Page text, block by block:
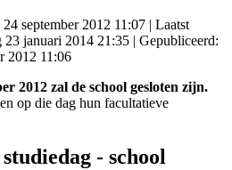
september 2012 11:07 | Laatst
januari 2014 21:35 | Gepubliceerd:
2012 11:06
2012 zal de school gesloten zijn.
op die dag hun facultatieve
- school